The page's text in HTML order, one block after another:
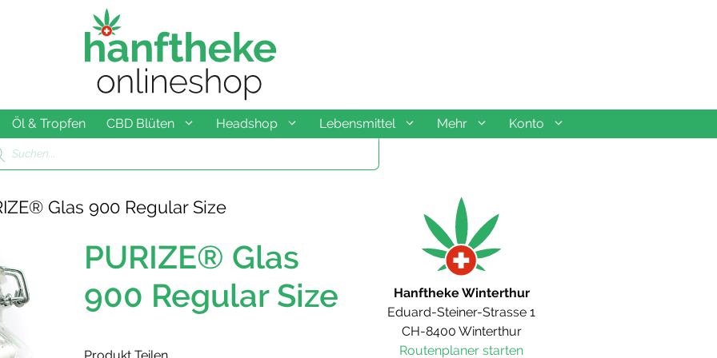
Öl & Tropfen CBD Blüten Headshop Lebensmittel Mehr
Konto
Glas 900 Regular Size
PURIZE® Glas
900 Regular Size
Hanftheke Winterthur
Eduard-Steiner-Strasse 1
CH-8400 Winterthur
Routenplaner starten